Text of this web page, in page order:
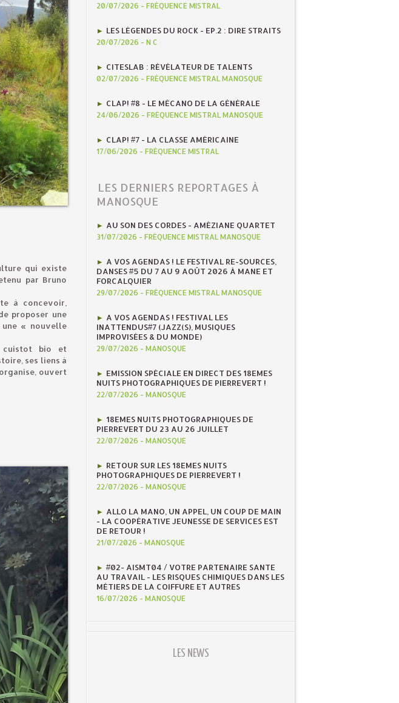
qui existe
par Bruno
à concevoir,
proposer une
« nouvelle
cuistot bio et
ses liens à
ouvert
20/07/2026 - FRÉQUENCE MISTRAL
LES LÉGENDES DU ROCK - EP.2 : DIRE STRAITS
20/07/2026 - N C
CITESLAB : RÉVÉLATEUR DE TALENTS
02/07/2026 - FRÉQUENCE MISTRAL MANOSQUE
CLAP! #8 - LE MÉCANO DE LA GÉNÉRALE
24/06/2026 - FRÉQUENCE MISTRAL MANOSQUE
CLAP! #7 - LA CLASSE AMÉRICAINE
17/06/2026 - FRÉQUENCE MISTRAL
LES DERNIERS REPORTAGES À
MANOSQUE
AU SON DES CORDES - AMÉZIANE QUARTET
31/07/2026 - FRÉQUENCE MISTRAL MANOSQUE
A VOS AGENDAS ! LE FESTIVAL RE-SOURCES,
DANSES #5 DU 7 AU 9 AOÛT 2026 À MANE ET
FORCALQUIER
29/07/2026 - FRÉQUENCE MISTRAL MANOSQUE
A VOS AGENDAS ! FESTIVAL LES
INATTENDUS#7 (JAZZ(S), MUSIQUES
IMPROVISÉES & DU MONDE)
29/07/2026 - MANOSQUE
EMISSION SPÉCIALE EN DIRECT DES 18EMES
NUITS PHOTOGRAPHIQUES DE PIERREVERT !
22/07/2026 - MANOSQUE
18EMES NUITS PHOTOGRAPHIQUES DE
PIERREVERT DU 23 AU 26 JUILLET
22/07/2026 - MANOSQUE
RETOUR SUR LES 18EMES NUITS
PHOTOGRAPHIQUES DE PIERREVERT !
22/07/2026 - MANOSQUE
ALLO LA MANO, UN APPEL, UN COUP DE MAIN
- LA COOPÉRATIVE JEUNESSE DE SERVICES EST
DE RETOUR !
21/07/2026 - MANOSQUE
#02- AISMT04 / VOTRE PARTENAIRE SANTE
AU TRAVAIL - LES RISQUES CHIMIQUES DANS LES
MÉTIERS DE LA COIFFURE ET AUTRES
16/07/2026 - MANOSQUE
LES NEWS